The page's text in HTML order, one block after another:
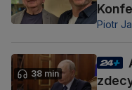
Piotr
38 min